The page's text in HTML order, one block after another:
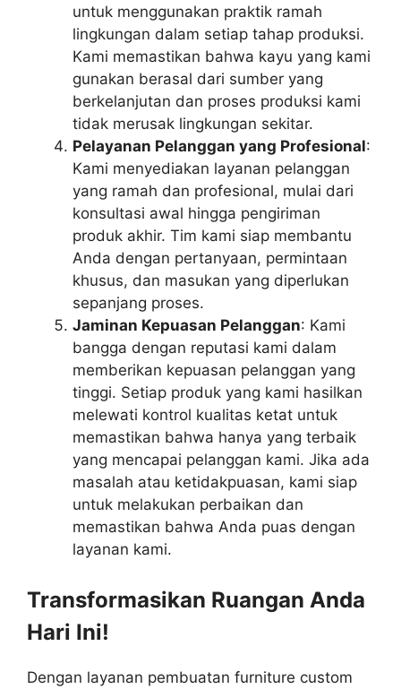
untuk menggunakan praktik ramah
lingkungan dalam setiap tahap produksi.
Kami memastikan bahwa kayu yang kami
gunakan berasal dari sumber yang
berkelanjutan dan proses produksi kami
tidak merusak lingkungan sekitar.
Pelayanan Pelanggan yang Profesional:
Kami menyediakan layanan pelanggan
yang ramah dan profesional, mulai dari
konsultasi awal hingga pengiriman
produk akhir. Tim kami siap membantu
Anda dengan pertanyaan, permintaan
khusus, dan masukan yang diperlukan
sepanjang proses.
Jaminan Kepuasan Pelanggan: Kami
bangga dengan reputasi kami dalam
memberikan kepuasan pelanggan yang
tinggi. Setiap produk yang kami hasilkan
melewati kontrol kualitas ketat untuk
memastikan bahwa hanya yang terbaik
yang mencapai pelanggan kami. Jika ada
masalah atau ketidakpuasan, kami siap
untuk melakukan perbaikan dan
memastikan bahwa Anda puas dengan
layanan kami.
Transformasikan Ruangan Anda
Hari Ini!
Dengan layanan pembuatan furniture custom